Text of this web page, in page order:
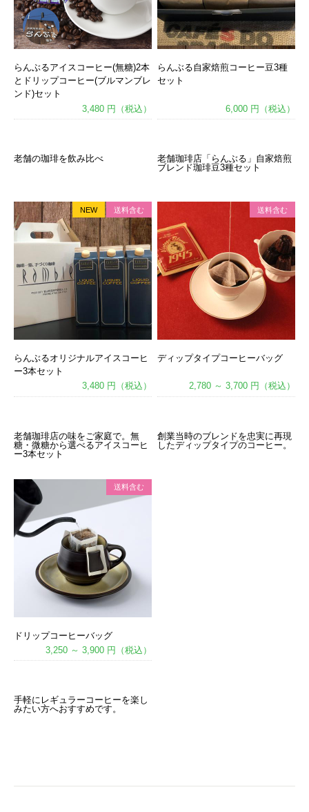
らんぶるアイスコーヒー(無糖)2本
とドリップコーヒー(ブルマンブレ
ンド)セット
3,480 円（税込）
老舗の珈琲を飲み比べ
らんぶる自家焙煎コーヒー豆3種
セット
6,000 円（税込）
老舗珈琲店「らんぶる」自家焙煎
ブレンド珈琲豆3種セット
NEW 送料含む
らんぶるオリジナルアイスコーヒ
ー3本セット
3,480 円（税込）
老舗珈琲店の味をご家庭で。無
糖・微糖から選べるアイスコーヒ
ー3本セット
送料含む
ディップタイプコーヒーバッグ
2,780 ～ 3,700 円（税込）
創業当時のブレンドを忠実に再現
したディップタイプのコーヒー。
送料含む
ドリップコーヒーバッグ
3,250 ～ 3,900 円（税込）
手軽にレギュラーコーヒーを楽し
みたい方へおすすめです。